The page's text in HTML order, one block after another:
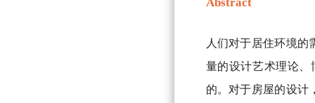
人们对于居住环境的
量的设计艺术理论
的。对于房屋的设计